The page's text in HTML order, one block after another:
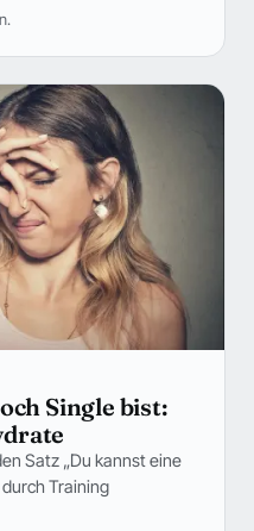
Single bist:
Satz „Du kannst eine
Training